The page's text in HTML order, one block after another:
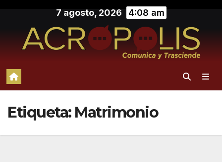
contenido
7 agosto, 2026 4:08 am
Etiqueta: Matrimonio